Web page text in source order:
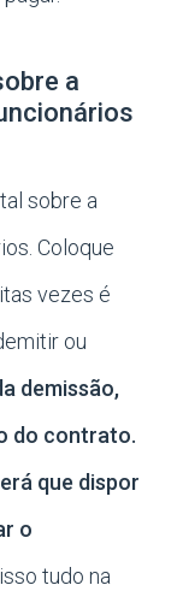
a
sobre a
Coloque
vezes é
ou
demissão,
do contrato.
que dispor
o
tudo na